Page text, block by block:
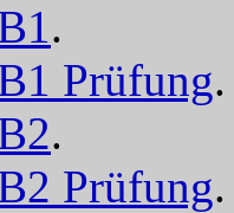
.
Prüfung.
.
Prüfung.